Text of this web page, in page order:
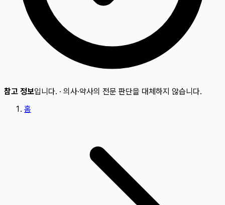
참고 정보입니다. · 의사·약사의 전문 판단을 대체하지 않습니다.
홈